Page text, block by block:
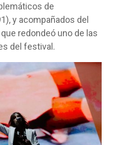
de
y acompañados del
redondeó uno de las
del festival.